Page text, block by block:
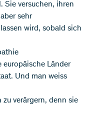
Sie versuchen, ihren
sehr
wird, sobald sich
europäische Länder
Und man weiss
verärgern, denn sie